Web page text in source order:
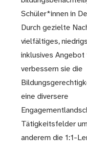
Schüler*innen in
Durch gezielte
vielfältiges,
inklusives Angebot
verbessern sie die
eine diversere
Tätigkeitsfelder
anderem die 1:1-